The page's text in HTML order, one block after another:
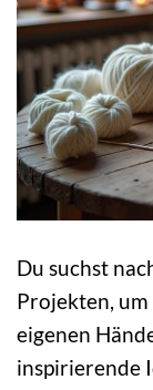
Du suchst
Projekten,
eigenen
inspirierende